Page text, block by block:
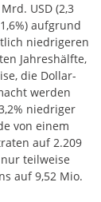
USD (2,3
aufgrund
niedrigeren
Jahreshälfte,
die Dollar-
werden
niedriger
von einem
auf 2.209
nur teilweise
auf 9,52 Mio.